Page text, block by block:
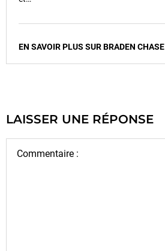
EN SAVOIR PLUS SUR BRADEN CHASE
LAISSER UNE RÉPONSE